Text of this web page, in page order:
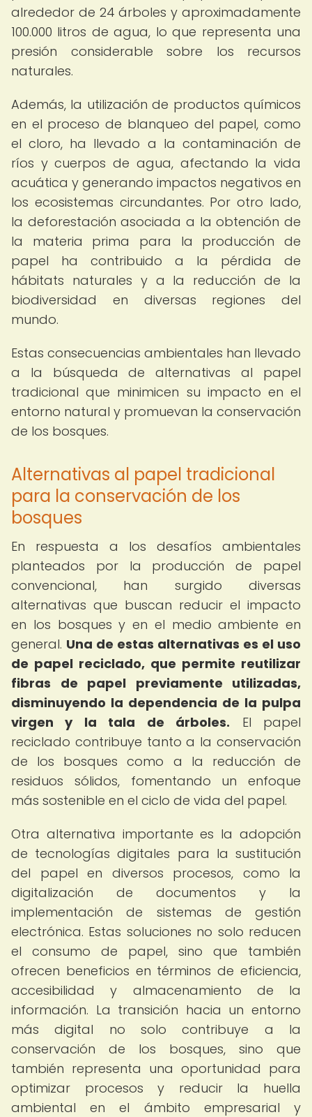
alrededor de 24 árboles y aproximadamente
100.000 litros de agua, lo que representa una
presión considerable sobre los recursos
naturales.
Además, la utilización de productos químicos
en el proceso de blanqueo del papel, como
el cloro, ha llevado a la contaminación de
ríos y cuerpos de agua, afectando la vida
acuática y generando impactos negativos en
los ecosistemas circundantes. Por otro lado,
la deforestación asociada a la obtención de
la materia prima para la producción de
papel ha contribuido a la pérdida de
hábitats naturales y a la reducción de la
biodiversidad en diversas regiones del
mundo.
Estas consecuencias ambientales han llevado
a la búsqueda de alternativas al papel
tradicional que minimicen su impacto en el
entorno natural y promuevan la conservación
de los bosques.
Alternativas al papel tradicional
para la conservación de los
bosques
En respuesta a los desafíos ambientales
planteados por la producción de papel
convencional, han surgido diversas
alternativas que buscan reducir el impacto
en los bosques y en el medio ambiente en
general. Una de estas alternativas es el uso
de papel reciclado, que permite reutilizar
fibras de papel previamente utilizadas,
disminuyendo la dependencia de la pulpa
virgen y la tala de árboles. El papel
reciclado contribuye tanto a la conservación
de los bosques como a la reducción de
residuos sólidos, fomentando un enfoque
más sostenible en el ciclo de vida del papel.
Otra alternativa importante es la adopción
de tecnologías digitales para la sustitución
del papel en diversos procesos, como la
digitalización de documentos y la
implementación de sistemas de gestión
electrónica. Estas soluciones no solo reducen
el consumo de papel, sino que también
ofrecen beneficios en términos de eficiencia,
accesibilidad y almacenamiento de la
información. La transición hacia un entorno
más digital no solo contribuye a la
conservación de los bosques, sino que
también representa una oportunidad para
optimizar procesos y reducir la huella
ambiental en el ámbito empresarial y